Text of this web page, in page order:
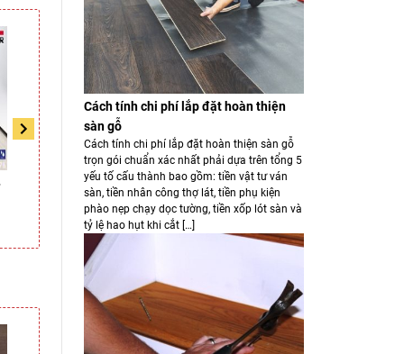
Sàn gỗ Quickstep U1001
Liên hệ
Sàn gỗ Faus 12mm
Cách tính chi phí lắp đặt hoàn thiện
sàn gỗ
Cách tính chi phí lắp đặt hoàn thiện sàn gỗ
trọn gói chuẩn xác nhất phải dựa trên tổng 5
yếu tố cấu thành bao gồm: tiền vật tư ván
sàn, tiền nhân công thợ lát, tiền phụ kiện
phào nẹp chạy dọc tường, tiền xốp lót sàn và
tỷ lệ hao hụt khi cắt […]